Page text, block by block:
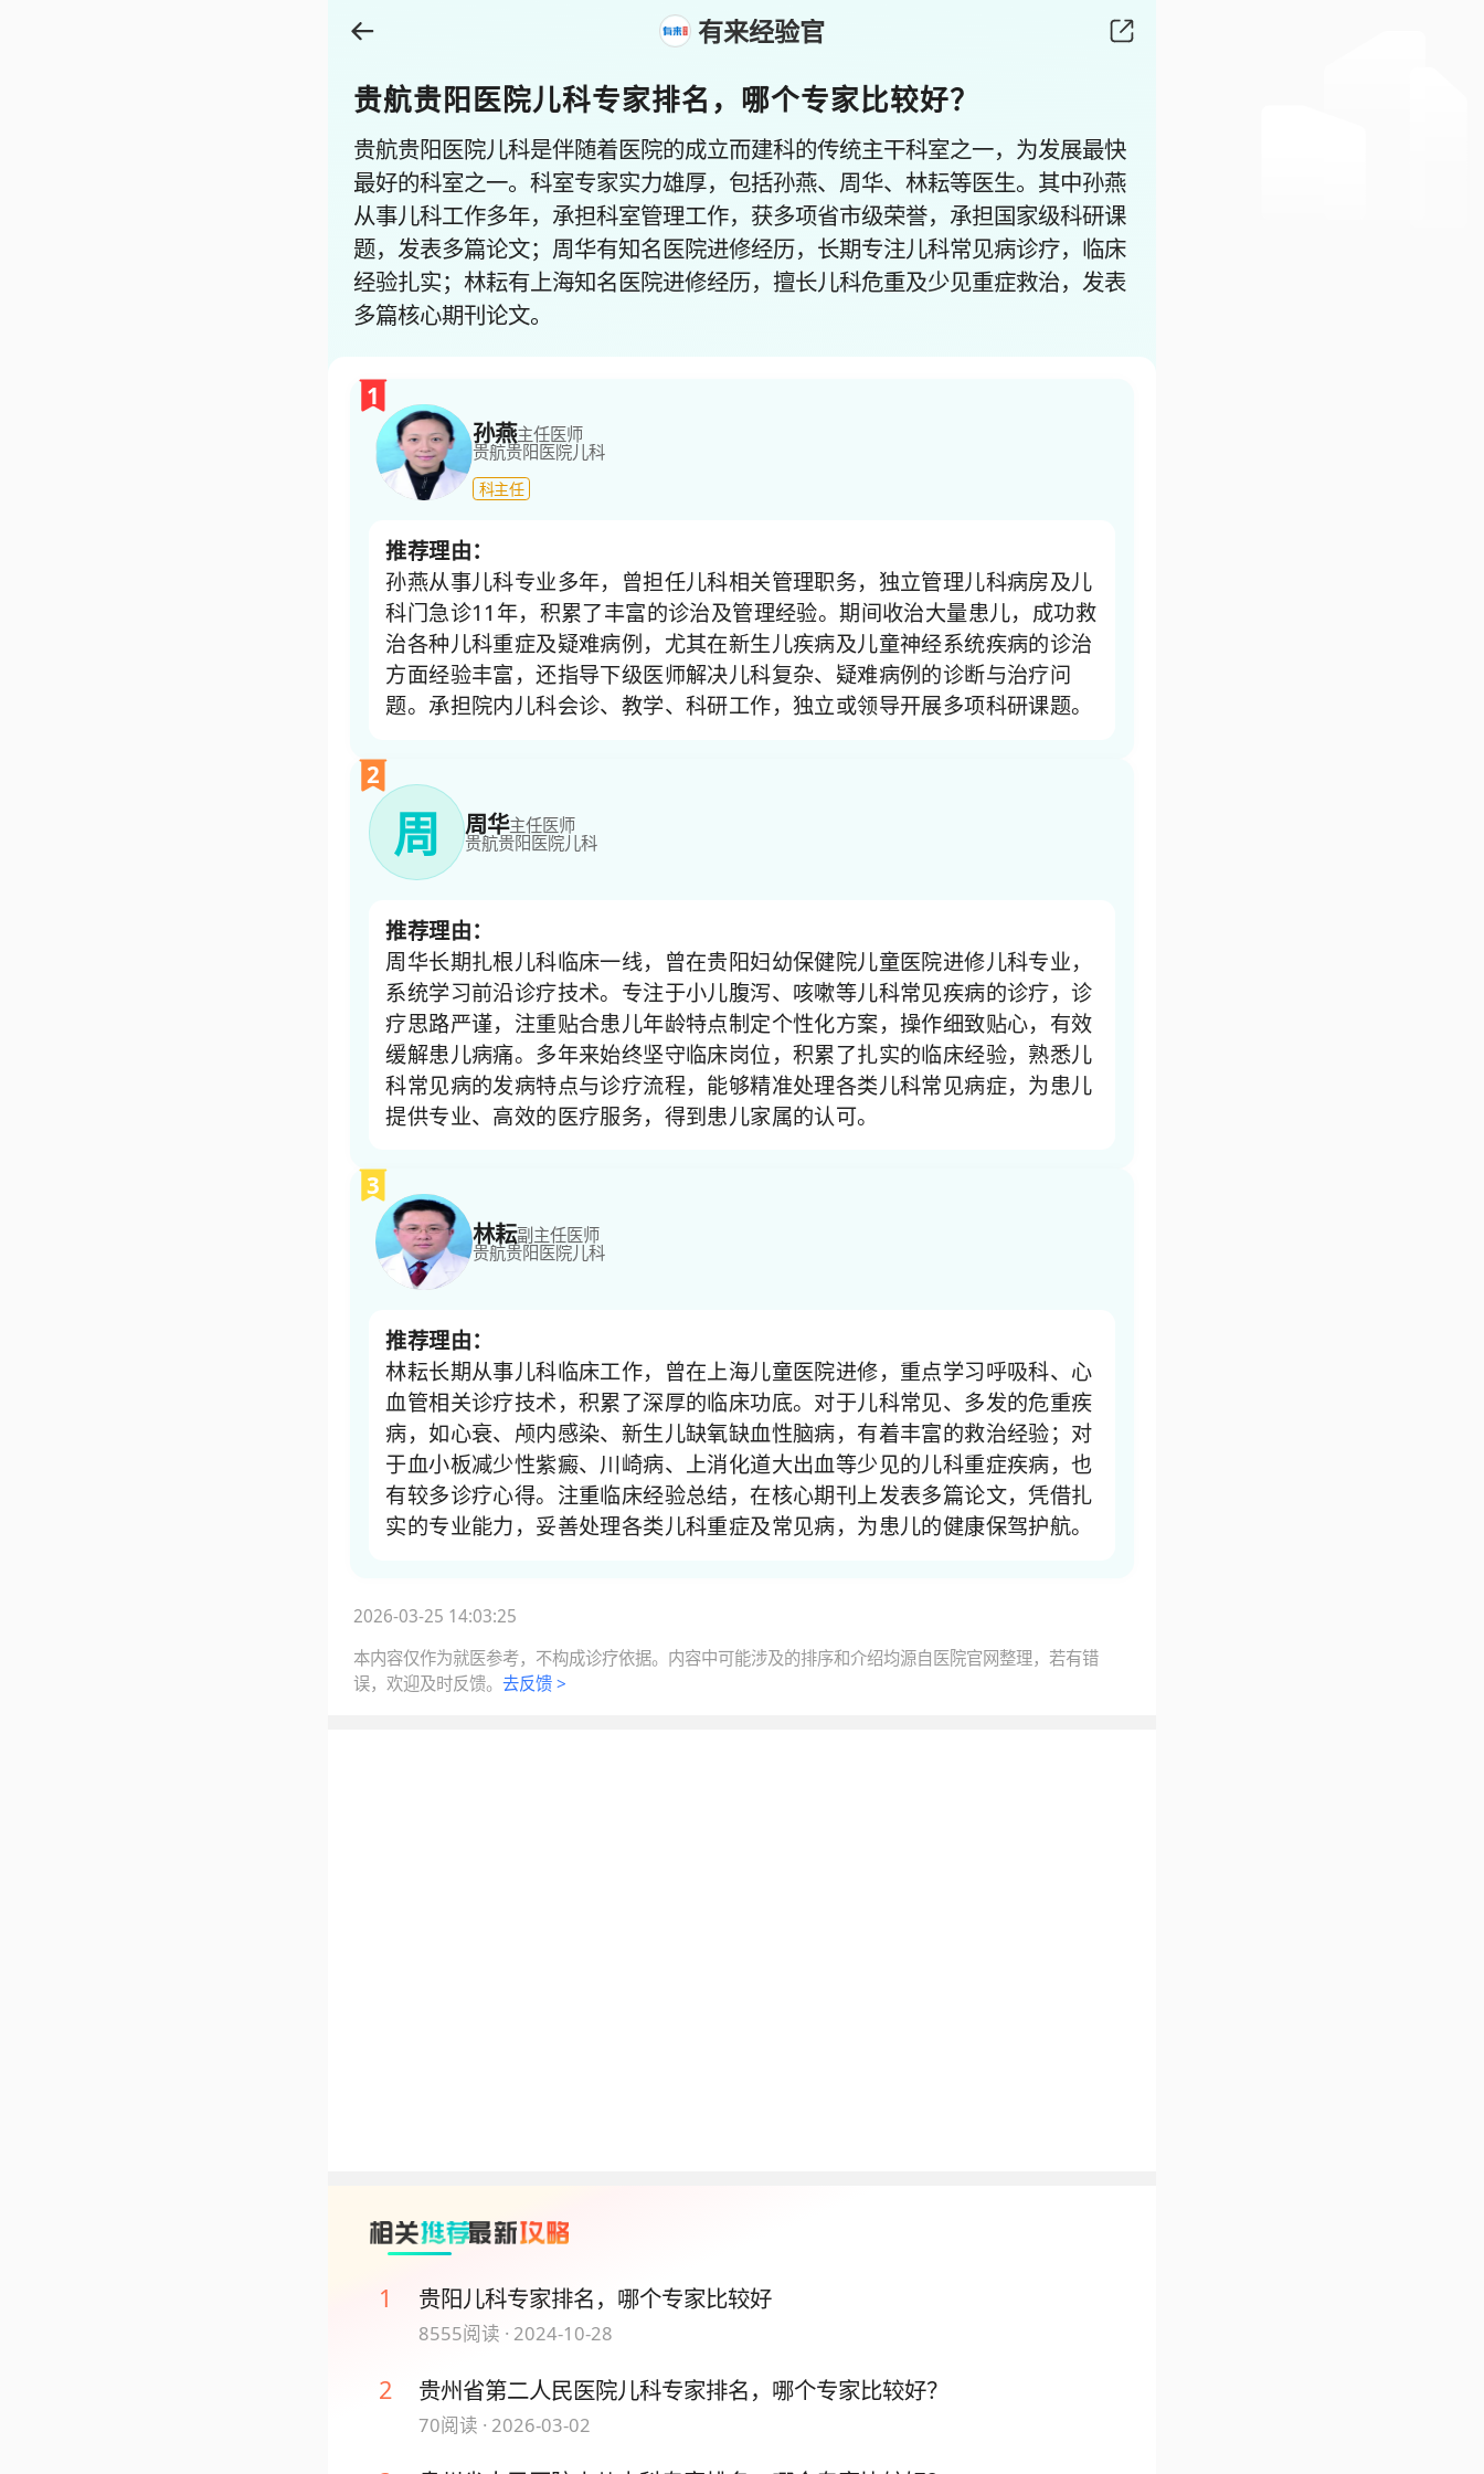
有来经验官
贵航贵阳医院儿科专家排名，哪个专家比较好？
贵航贵阳医院儿科是伴随着医院的成立而建科的传统主干科室之一，为发展最快
最好的科室之一。科室专家实力雄厚，包括孙燕、周华、林耘等医生。其中孙燕
从事儿科工作多年，承担科室管理工作，获多项省市级荣誉，承担国家级科研课
题，发表多篇论文；周华有知名医院进修经历，长期专注儿科常见病诊疗，临床
经验扎实；林耘有上海知名医院进修经历，擅长儿科危重及少见重症救治，发表
多篇核心期刊论文。
1
孙燕主任医师
贵航贵阳医院儿科
科主任
推荐理由：
孙燕从事儿科专业多年，曾担任儿科相关管理职务，独立管理儿科病房及儿
科门急诊11年，积累了丰富的诊治及管理经验。期间收治大量患儿，成功救
治各种儿科重症及疑难病例，尤其在新生儿疾病及儿童神经系统疾病的诊治
方面经验丰富，还指导下级医师解决儿科复杂、疑难病例的诊断与治疗问
题。承担院内儿科会诊、教学、科研工作，独立或领导开展多项科研课题。
2
周 周华主任医师
贵航贵阳医院儿科
推荐理由：
周华长期扎根儿科临床一线，曾在贵阳妇幼保健院儿童医院进修儿科专业，
系统学习前沿诊疗技术。专注于小儿腹泻、咳嗽等儿科常见疾病的诊疗，诊
疗思路严谨，注重贴合患儿年龄特点制定个性化方案，操作细致贴心，有效
缓解患儿病痛。多年来始终坚守临床岗位，积累了扎实的临床经验，熟悉儿
科常见病的发病特点与诊疗流程，能够精准处理各类儿科常见病症，为患儿
提供专业、高效的医疗服务，得到患儿家属的认可。
3
林耘副主任医师
贵航贵阳医院儿科
推荐理由：
林耘长期从事儿科临床工作，曾在上海儿童医院进修，重点学习呼吸科、心
血管相关诊疗技术，积累了深厚的临床功底。对于儿科常见、多发的危重疾
病，如心衰、颅内感染、新生儿缺氧缺血性脑病，有着丰富的救治经验；对
于血小板减少性紫癜、川崎病、上消化道大出血等少见的儿科重症疾病，也
有较多诊疗心得。注重临床经验总结，在核心期刊上发表多篇论文，凭借扎
实的专业能力，妥善处理各类儿科重症及常见病，为患儿的健康保驾护航。
2026-03-25 14:03:25
本内容仅作为就医参考，不构成诊疗依据。内容中可能涉及的排序和介绍均源自医院官网整理，若有错
误，欢迎及时反馈。去反馈 >
1 贵阳儿科专家排名，哪个专家比较好
8555阅读 · 2024-10-28
2 贵州省第二人民医院儿科专家排名，哪个专家比较好？
70阅读 · 2026-03-02